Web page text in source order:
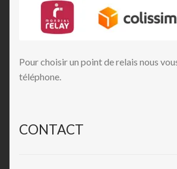
Pour choisir un point de relais nous
téléphone.
CONTACT